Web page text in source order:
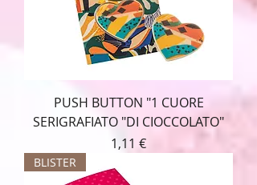
PUSH BUTTON "1 CUORE
SERIGRAFIATO "DI CIOCCOLATO"
Prezzo
1,11 €
BLISTER